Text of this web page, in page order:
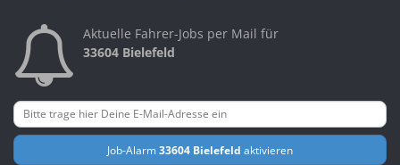
Aktuelle Fahrer-Jobs per Mail für
33604 Bielefeld
Job-Alarm33604 Bielefeld aktivieren